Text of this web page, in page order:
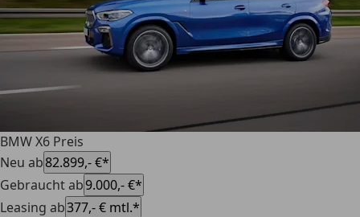
BMW X6 Preis
Neu ab82.899,- €*
Gebraucht ab9.000,- €*
Leasing ab377,- € mtl.*